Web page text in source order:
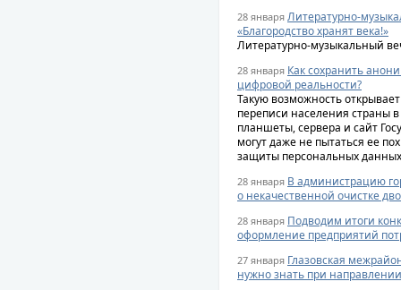
28 января Литературно-
«Благородство хранят века!»
Литературно-музыкальный
28 января Как сохранить
цифровой реальности?
Такую возможность
переписи населения страны
планшеты, сервера и сайт
могут даже не пытаться ее
защиты персональных
28 января В администрацию
о некачественной очистке
28 января Подводим итоги
оформление предприятий
27 января Глазовская
нужно знать при